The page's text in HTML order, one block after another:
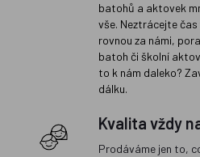
batohů a aktovek
vše. Neztrácejte
rovnou za námi,
batoh či školní
to k nám daleko?
dálku.
Kvalita vždy
Prodáváme jen to,